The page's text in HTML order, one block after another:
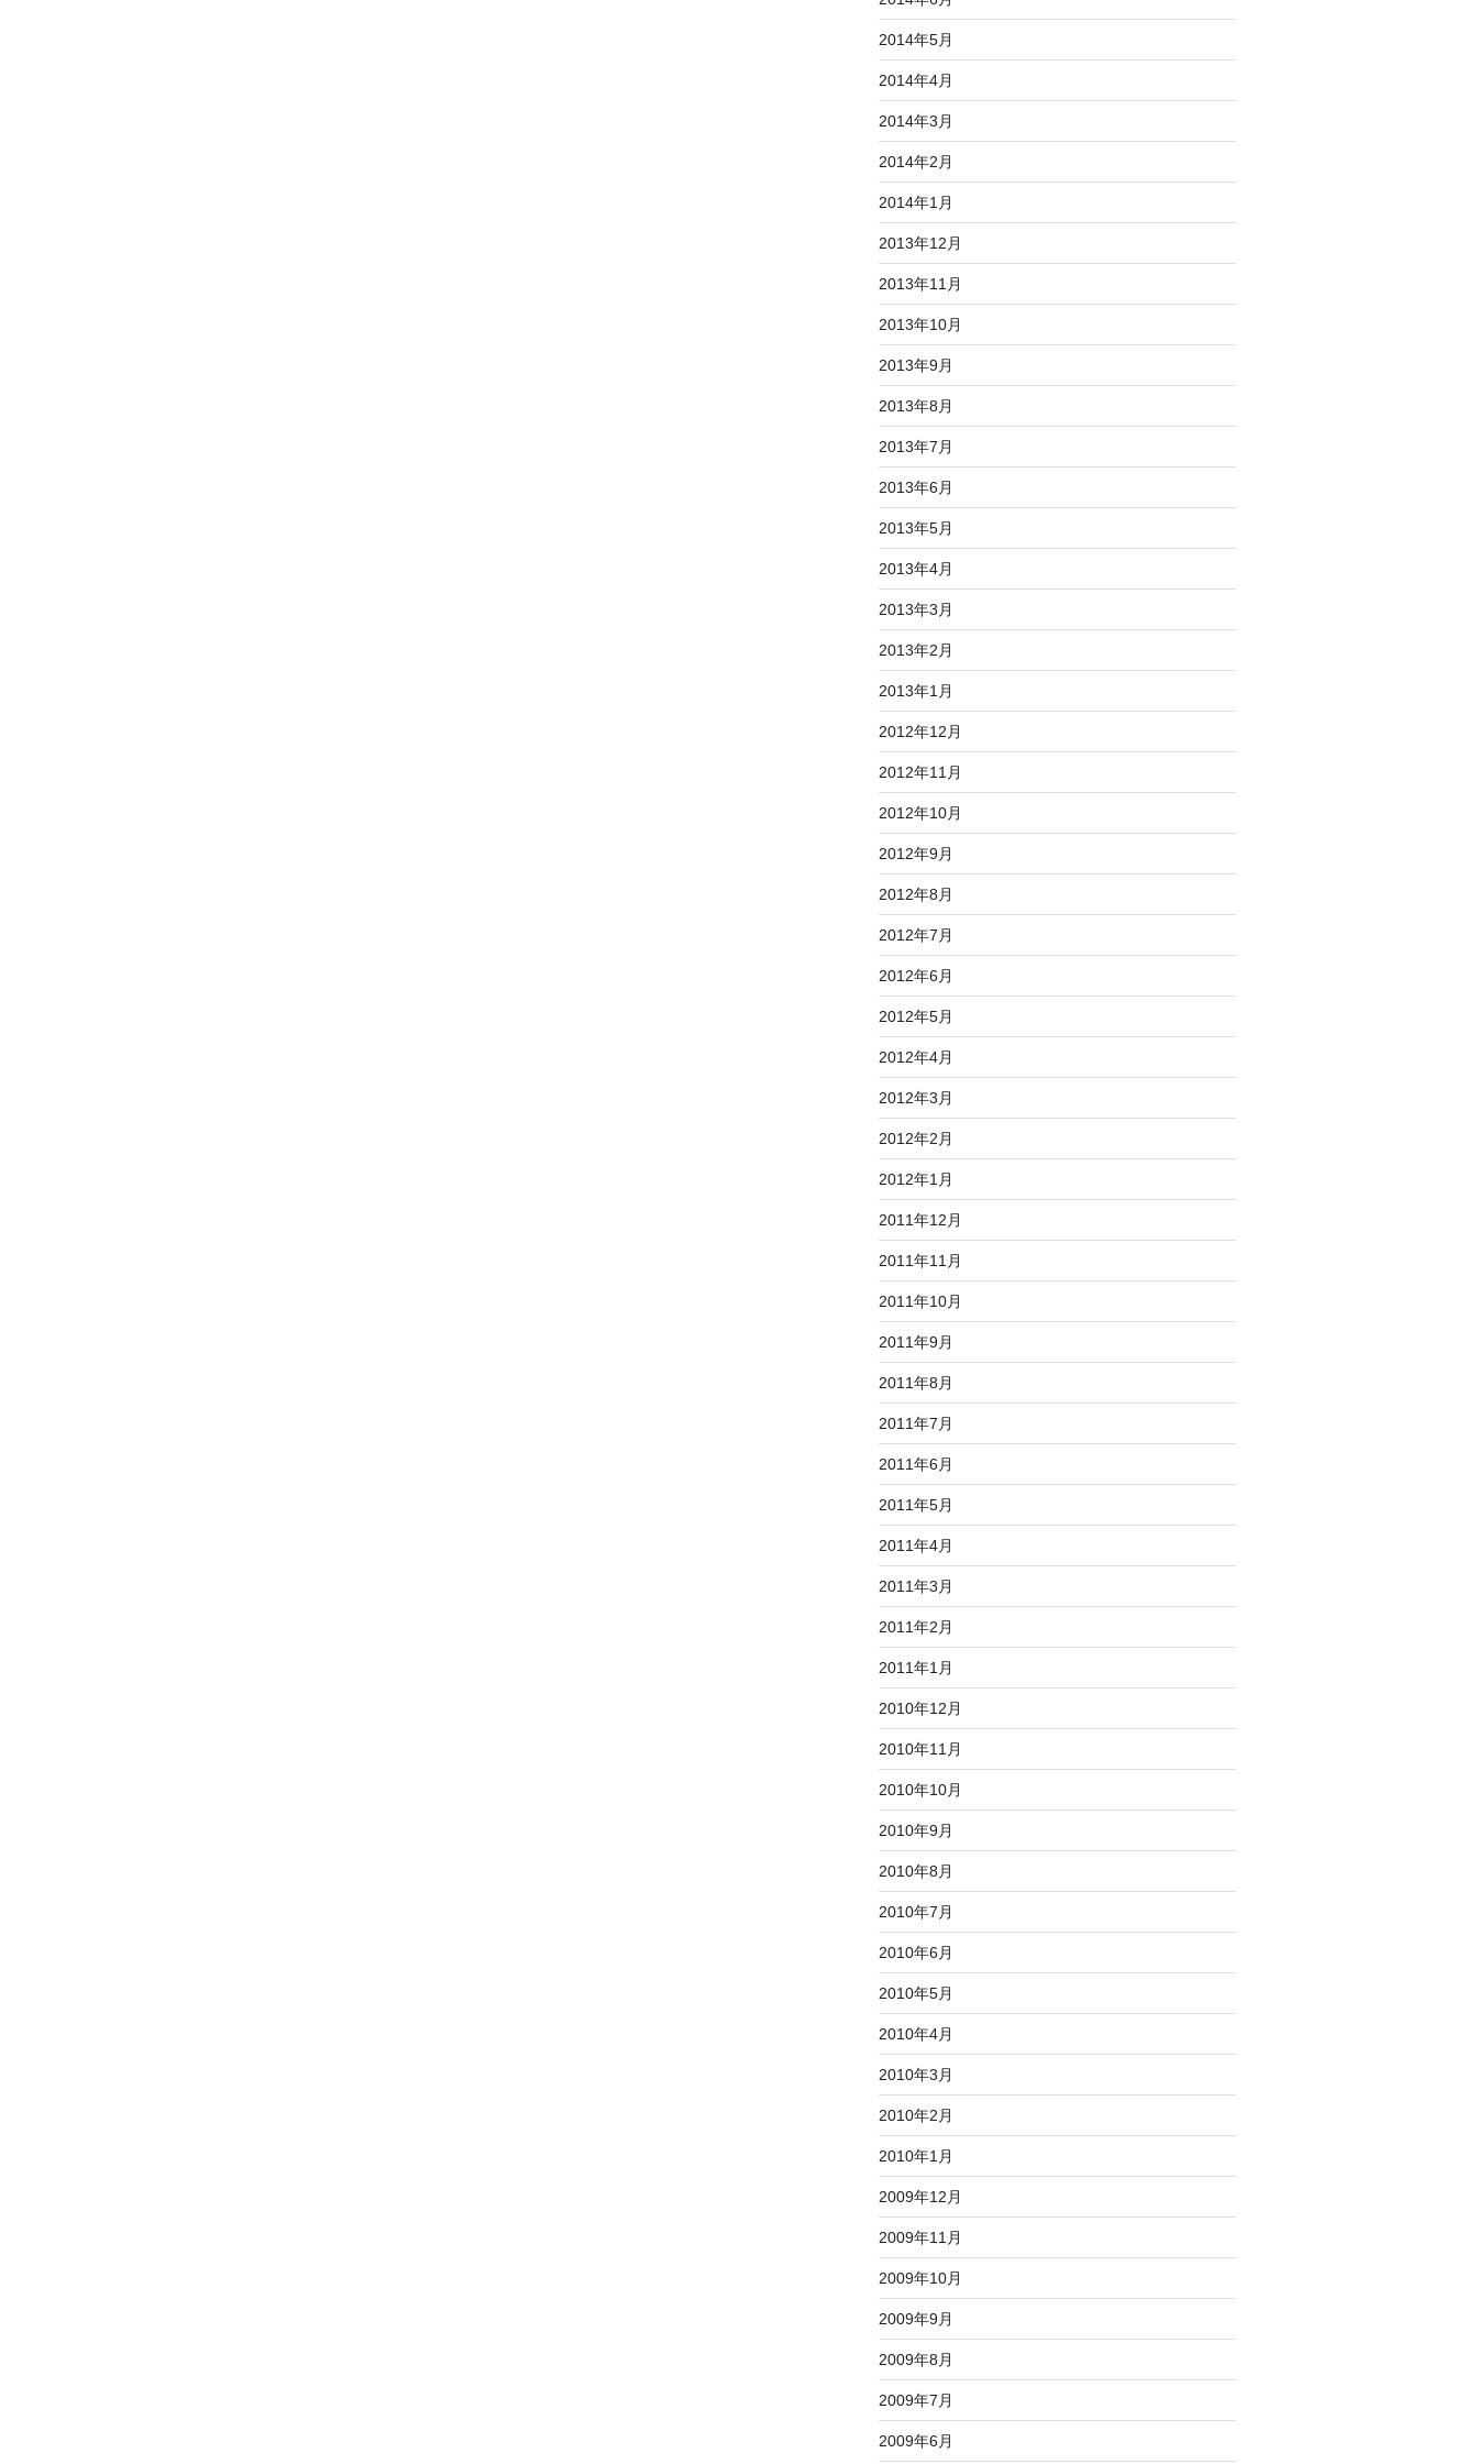
2014年5月
2014年4月
2014年3月
2014年2月
2014年1月
2013年12月
2013年11月
2013年10月
2013年9月
2013年8月
2013年7月
2013年6月
2013年5月
2013年4月
2013年3月
2013年2月
2013年1月
2012年12月
2012年11月
2012年10月
2012年9月
2012年8月
2012年7月
2012年6月
2012年5月
2012年4月
2012年3月
2012年2月
2012年1月
2011年12月
2011年11月
2011年10月
2011年9月
2011年8月
2011年7月
2011年6月
2011年5月
2011年4月
2011年3月
2011年2月
2011年1月
2010年12月
2010年11月
2010年10月
2010年9月
2010年8月
2010年7月
2010年6月
2010年5月
2010年4月
2010年3月
2010年2月
2010年1月
2009年12月
2009年11月
2009年10月
2009年9月
2009年8月
2009年7月
2009年6月